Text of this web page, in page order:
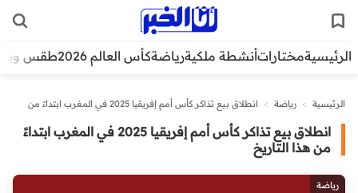
الرئيسيةمختاراتأنشطة ملكيةرياضةكأس العالم 2026 طقس
الرئيسية > رياضة >
انطلاق بيع تذاكر كأس أمم إفريقيا 2025 في المغرب ابتداءً من
انطلاق بيع تذاكر كأس أمم إفريقيا 2025 في المغرب ابتداءً
من هذا التاريخ
رياضة